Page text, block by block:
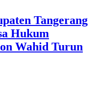
Tangerang
Hukum
Wahid Turun